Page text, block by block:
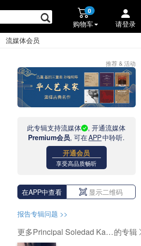
0
购物车 请登录
流媒体会员
推荐 & 活动
此专辑支持流媒体
, 开通流媒体
Premium会员, 可在APP中聆听.
开通会员
享受高品质畅听
在APP中查看 显示二维码
报告专辑问题 >>
更多Principal Soledad Kalz
a,Principal Sina Kienou
的专辑